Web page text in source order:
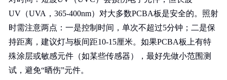
UV（UVA，365-400nm）对大多数PCBA板是安全的。照射
时需注意两点：一是控制时间，单次不超过5分钟；二是保
持距离，建议灯与板间距10-15厘米。如果PCBA板上有特
殊涂层或敏感元件（如某些传感器），最好先做小范围测
试，避免“晒伤”元件。